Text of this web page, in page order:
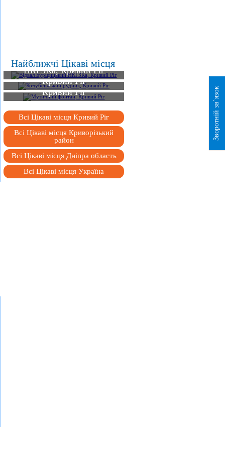
Найближчі Цікаві місця
Відвал Бурщицький
НКГЗКа, Кривий Ріг
Кочубеївський рудник,
Кривий Ріг
Музичний фонтан,
Кривий Ріг
Всі Цікаві місця Кривий Ріг
Всі Цікаві місця Криворізький
район
Всі Цікаві місця Дніпра область
Всі Цікаві місця Україна
Зворотній зв`язок